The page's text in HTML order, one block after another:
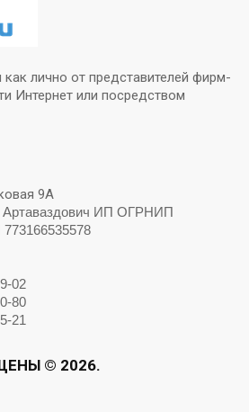
лично от представителей фирм-
Интернет или посредством
9А
Артаваздович ИП ОГРНИП
02
80
21
© 2026.